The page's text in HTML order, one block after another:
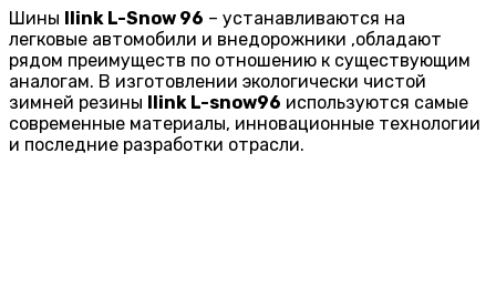
Шины Ilink L-Snow 96 – устанавливаются на
легковые автомобили и внедорожники ,обладают
рядом преимуществ по отношению к существующим
аналогам. В изготовлении экологически чистой
зимней резины Ilink L-snow96 используются самые
современные материалы, инновационные технологии
и последние разработки отрасли.